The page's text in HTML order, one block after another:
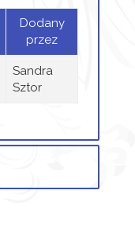
Dodany
przez
Sandra
Sztor